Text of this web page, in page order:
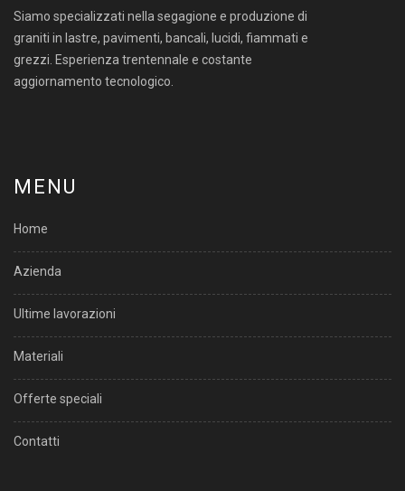
Siamo specializzati nella segagione e produzione di
graniti in lastre, pavimenti, bancali, lucidi, fiammati e
grezzi. Esperienza trentennale e costante
aggiornamento tecnologico.
MENU
Home
Azienda
Ultime lavorazioni
Materiali
Offerte speciali
Contatti